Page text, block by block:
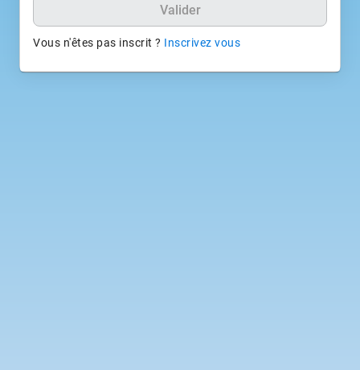
Valider
Vous n'êtes pas inscrit ? Inscrivez vous